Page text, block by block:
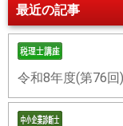
最近の記事
令和8年度(第76